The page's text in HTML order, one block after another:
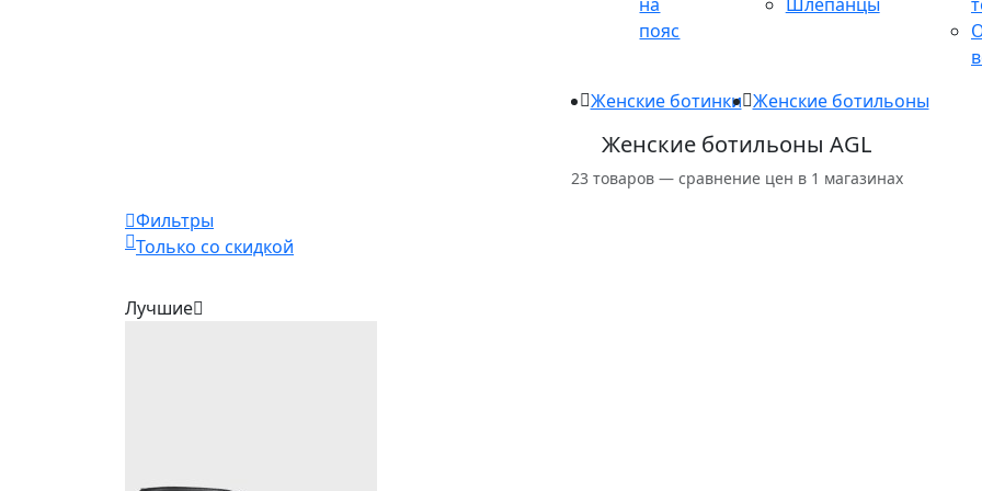
пояс
Женские ботинки Женские ботильоны
Женские ботильоны AGL
23 товаров — сравнение цен в 1 магазинах
Фильтры
Только со скидкой
Лучшие